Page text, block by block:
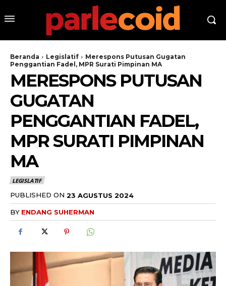
Beranda Legislatif
Merespons Putusan Gugatan
Penggantian Fadel, MPR Surati Pimpinan MA
MERESPONS PUTUSAN
GUGATAN
PENGGANTIAN FADEL,
MPR SURATI PIMPINAN
MA
LEGISLATIF
PUBLISHED ON 23 AGUSTUS 2024
BY ENDANG SUHERMAN